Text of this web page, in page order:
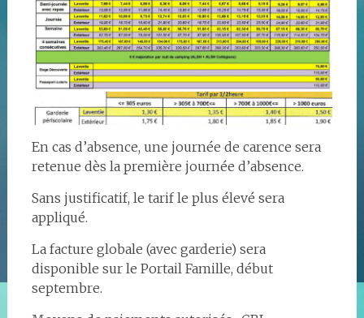
En cas d’absence, une journée de carence sera
retenue dès la première journée d’absence.
Sans justificatif, le tarif le plus élevé sera
appliqué.
La facture globale (avec garderie) sera
disponible sur le Portail Famille, début
septembre.